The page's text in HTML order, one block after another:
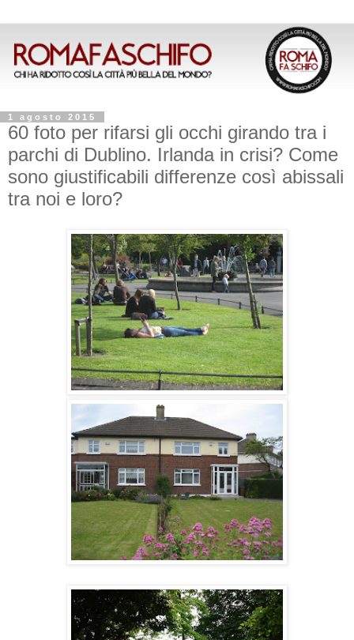
1 agosto 2015
60 foto per rifarsi gli occhi girando tra i
parchi di Dublino. Irlanda in crisi? Come
sono giustificabili differenze così abissali
tra noi e loro?